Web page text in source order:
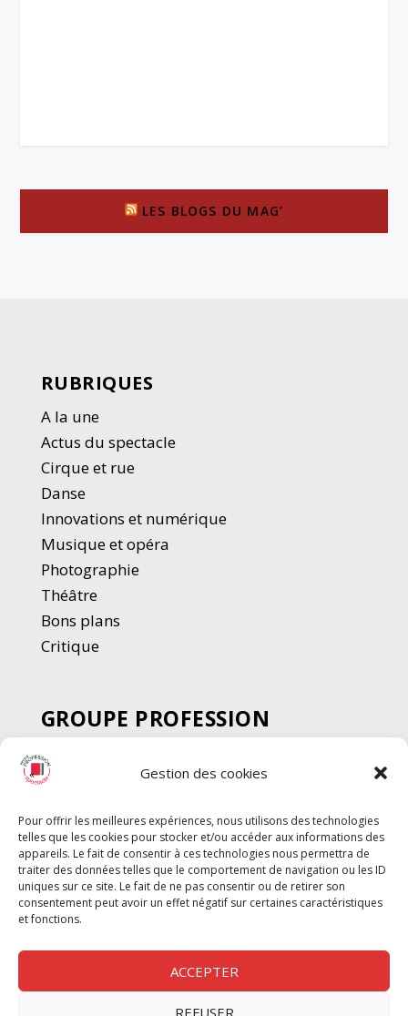
Gestion des cookies
Pour offrir les meilleures expériences, nous utilisons des technologies
telles que les cookies pour stocker et/ou accéder aux informations des
appareils. Le fait de consentir à ces technologies nous permettra de
traiter des données telles que le comportement de navigation ou les ID
uniques sur ce site. Le fait de ne pas consentir ou de retirer son
consentement peut avoir un effet négatif sur certaines caractéristiques
et fonctions.
ACCEPTER
REFUSER
LES BLOGS DU MAG’
RUBRIQUES
A la une
Actus du spectacle
Cirque et rue
Danse
Innovations et numérique
Musique et opéra
Photographie
Théâtre
Bons plans
Critique
GROUPE PROFESSION
SPECTACLE
Chèque Intermittents
Chèque Compta
Chèque Emploi Spectacle
G-Pods
Profession Audio-visuel